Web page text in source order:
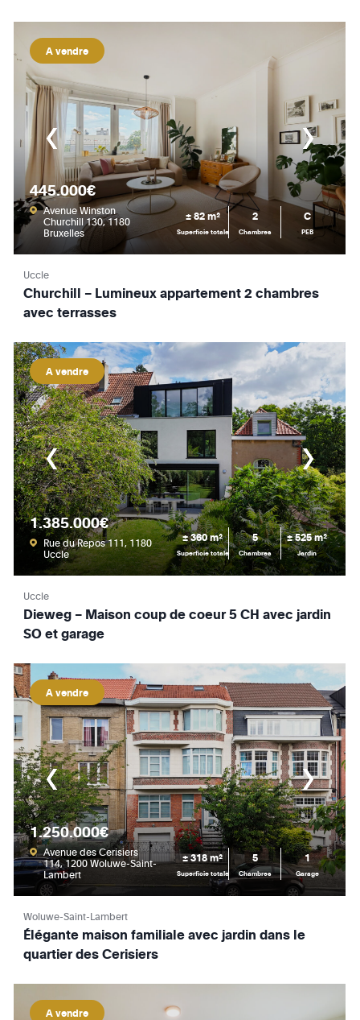
A vendre
445.000€
Avenue Winston
Churchill 130, 1180
Bruxelles
± 82 m²
Superficie totale
2
Chambres
C
PEB
Uccle
Churchill – Lumineux appartement 2 chambres
avec terrasses
A vendre
1.385.000€
Rue du Repos 111, 1180
Uccle
± 360 m²
Superficie totale
5
Chambres
± 525 m²
Jardin
Uccle
Dieweg – Maison coup de coeur 5 CH avec jardin
SO et garage
A vendre
1.250.000€
Avenue des Cerisiers
114, 1200 Woluwe-Saint-
Lambert
± 318 m²
Superficie totale
5
Chambres
1
Garage
Woluwe-Saint-Lambert
Élégante maison familiale avec jardin dans le
quartier des Cerisiers
A vendre